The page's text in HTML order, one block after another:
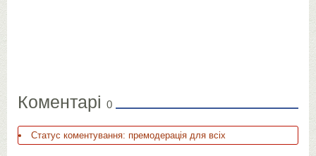
Коментарі 0
Статус коментування: премодерація для всіх